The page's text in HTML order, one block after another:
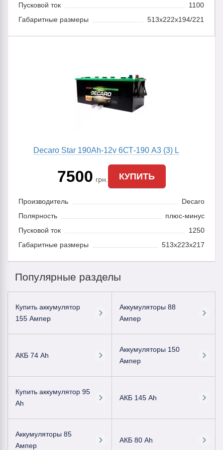
Пусковой ток
1100
Габаритные размеры
513x222x194/221
Decaro Star 190Ah-12v 6СТ-190 A3 (3) L
7500 грн. КУПИТЬ
Производитель
Decaro
Полярность
плюс-минус
Пусковой ток
1250
Габаритные размеры
513x223x217
Популярные разделы
Купить аккумулятор
155 Ампер
Аккумуляторы 88
Ампер
АКБ 74 Ah
Аккумуляторы 150
Ампер
Купить аккумулятор 95
Ah
АКБ 145 Ah
Аккумуляторы 85
Ампер
АКБ 80 Ah